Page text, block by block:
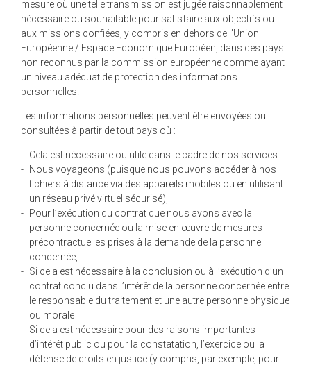
mesure où une telle transmission est jugée raisonnablement
nécessaire ou souhaitable pour satisfaire aux objectifs ou
aux missions confiées, y compris en dehors de l’Union
Européenne / Espace Economique Européen, dans des pays
non reconnus par la commission européenne comme ayant
un niveau adéquat de protection des informations
personnelles.
Les informations personnelles peuvent être envoyées ou
consultées à partir de tout pays où :
Cela est nécessaire ou utile dans le cadre de nos services
Nous voyageons (puisque nous pouvons accéder à nos
fichiers à distance via des appareils mobiles ou en utilisant
un réseau privé virtuel sécurisé),
Pour l’exécution du contrat que nous avons avec la
personne concernée ou la mise en œuvre de mesures
précontractuelles prises à la demande de la personne
concernée,
Si cela est nécessaire à la conclusion ou à l’exécution d’un
contrat conclu dans l’intérêt de la personne concernée entre
le responsable du traitement et une autre personne physique
ou morale
Si cela est nécessaire pour des raisons importantes
d’intérêt public ou pour la constatation, l’exercice ou la
défense de droits en justice (y compris, par exemple, pour